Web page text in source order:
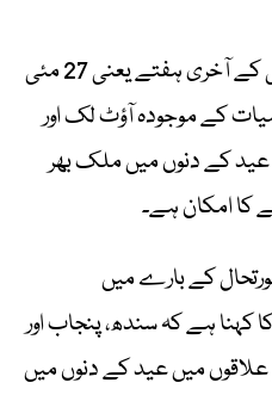
پاکستان میں عید الاضحیٰ مئی کے آخری ہفتے یعنی 27 مئی
کے موجودہ آؤٹ لک اور
کے دنوں میں ملک بھر
کا امکان ہے۔
کے بارے میں
کہنا ہے کہ سندھ، پنجاب اور
میں عید کے دنوں میں